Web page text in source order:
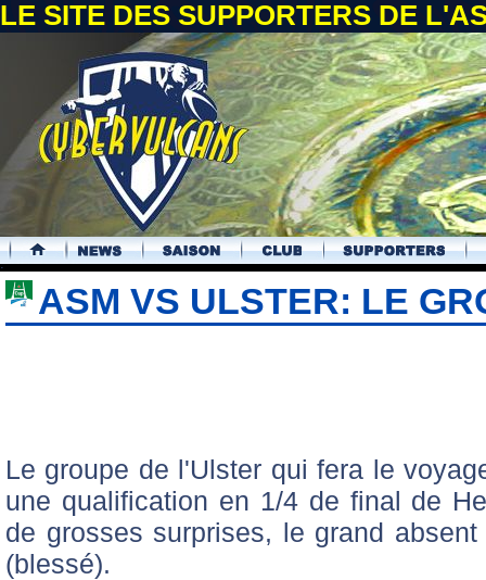
LE SITE DES SUPPORTERS DE
.
ASM VS ULSTER: LE
Le groupe de l'Ulster qui fera le
une qualification en 1/4 de final de
de grosses surprises, le grand
(blessé).